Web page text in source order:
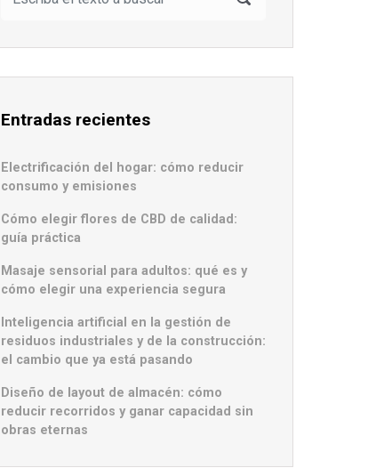
Entradas recientes
Electrificación del hogar: cómo reducir
consumo y emisiones
Cómo elegir flores de CBD de calidad:
guía práctica
Masaje sensorial para adultos: qué es y
cómo elegir una experiencia segura
Inteligencia artificial en la gestión de
residuos industriales y de la construcción:
el cambio que ya está pasando
Diseño de layout de almacén: cómo
reducir recorridos y ganar capacidad sin
obras eternas